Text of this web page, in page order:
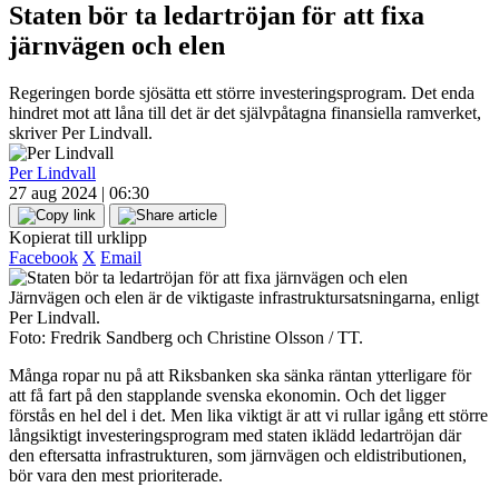
Staten bör ta ledartröjan för att fixa
järnvägen och elen
Regeringen borde sjösätta ett större investeringsprogram. Det enda
hindret mot att låna till det är det självpåtagna finansiella ramverket,
skriver Per Lindvall.
Per Lindvall
27 aug 2024 | 06:30
Kopierat till urklipp
Facebook X Email
Järnvägen och elen är de viktigaste infrastruktursatsningarna, enligt
Per Lindvall.
Foto: Fredrik Sandberg och Christine Olsson / TT.
Många ropar nu på att Riksbanken ska sänka räntan ytterligare för
att få fart på den stapplande svenska ekonomin. Och det ligger
förstås en hel del i det. Men lika viktigt är att vi rullar igång ett större
långsiktigt investeringsprogram med staten iklädd ledartröjan där
den eftersatta infrastrukturen, som järnvägen och eldistributionen,
bör vara den mest prioriterade.